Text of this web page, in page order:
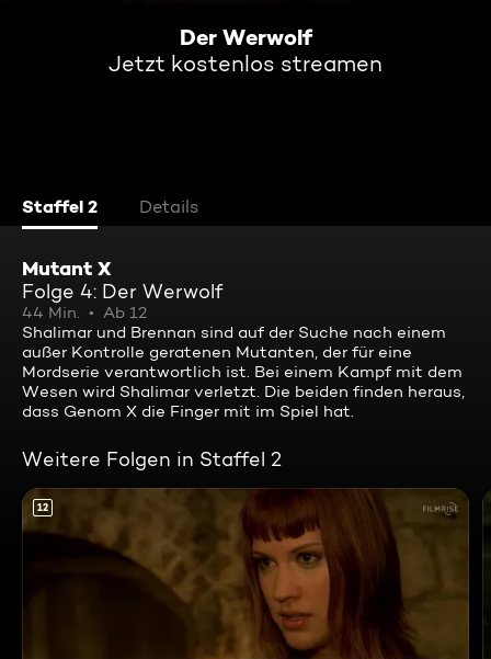
Der Werwolf
Jetzt kostenlos streamen
Staffel 2 Details
Mutant X
Folge 4: Der Werwolf
44 Min.
Ab 12
Shalimar und Brennan sind auf der Suche nach einem
außer Kontrolle geratenen Mutanten, der für eine
Mordserie verantwortlich ist. Bei einem Kampf mit dem
Wesen wird Shalimar verletzt. Die beiden finden heraus,
dass Genom X die Finger mit im Spiel hat.
Weitere Folgen in Staffel 2
12